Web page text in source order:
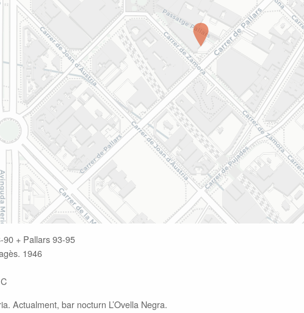
+ Pallars 93-95
1946
Actualment, bar nocturn L’Ovella Negra.